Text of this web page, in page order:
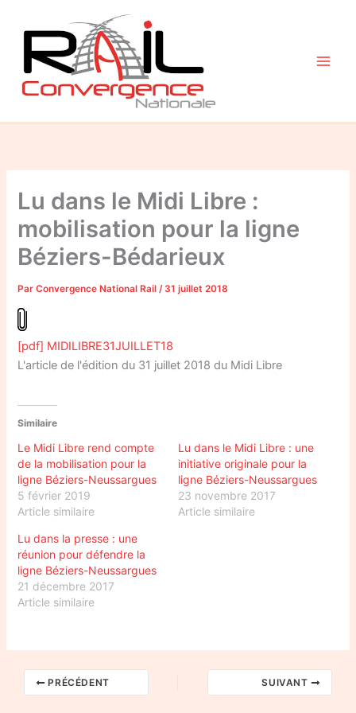
contenu
Lu dans le Midi Libre :
mobilisation pour la ligne
Béziers-Bédarieux
ParConvergence National Rail/ 31 juillet 2018
[pdf] MIDILIBRE31JUILLET18
L'article de l'édition du 31 juillet 2018 du Midi Libre
Similaire
Le Midi Libre rend compte
de la mobilisation pour la
ligne Béziers-Neussargues
5 février 2019
Article similaire
Lu dans le Midi Libre : une
initiative originale pour la
ligne Béziers-Neussargues
23 novembre 2017
Article similaire
Lu dans la presse : une
réunion pour défendre la
ligne Béziers-Neussargues
21 décembre 2017
Article similaire
PRÉCÉDENT SUIVANT